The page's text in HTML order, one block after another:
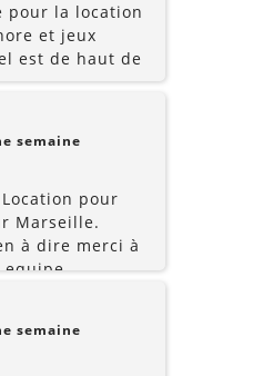
pour la location
et jeux
est de haut de
semaine
pour
Marseille.
à dire merci à
equipe
semaine